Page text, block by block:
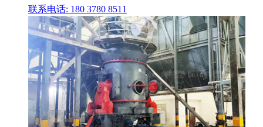
联系电话: 180 3780 8511